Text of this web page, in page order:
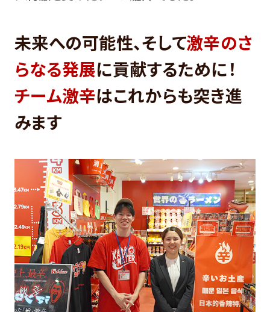
未来への可能性、そして激辛のさ
らなる発展に貢献するために！
チーム激辛はこれからも突き進
みます